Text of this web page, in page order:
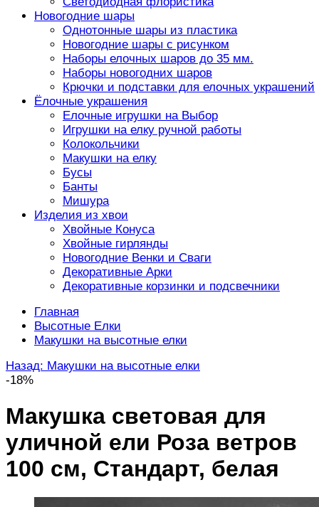
Новогодние шары
Однотонные шары из пластика
Новогодние шары с рисунком
Наборы елочных шаров до 35 мм.
Наборы новогодних шаров
Крючки и подставки для елочных украшений
Ёлочные украшения
Елочные игрушки на Выбор
Игрушки на елку ручной работы
Колокольчики
Макушки на елку
Бусы
Банты
Мишура
Изделия из хвои
Хвойные Конуса
Хвойные гирлянды
Новогодние Венки и Сваги
Декоративные Арки
Декоративные корзинки и подсвечники
Главная
Высотные Елки
Макушки на высотные елки
Назад: Макушки на высотные елки
-18%
Макушка световая для
уличной ели Роза ветров
100 см, Стандарт, белая